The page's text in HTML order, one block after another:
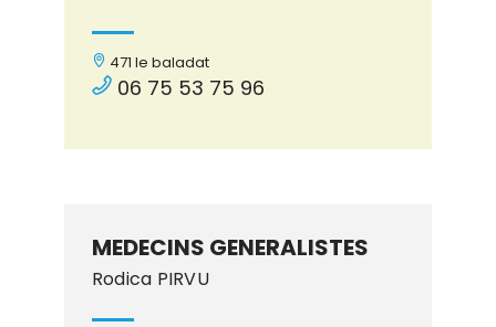
471 le baladat
06 75 53 75 96
MEDECINS GENERALISTES
Rodica PIRVU